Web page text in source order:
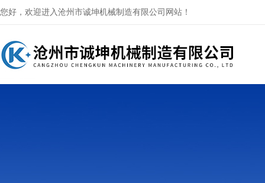
您好，欢迎进入沧州市诚坤机械制造有限公司网站！